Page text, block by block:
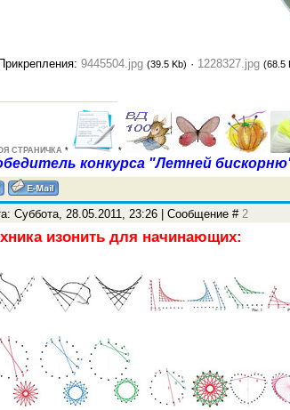
Прикрепления: 9445504.jpg (39.5 Kb) · 1228327.jpg (68.5
СТРАНИЧКА * *
конкурса "Летней
Суббота, 28.05.2011, 23:26 | Сообщение # 2
изонить для начинающих: